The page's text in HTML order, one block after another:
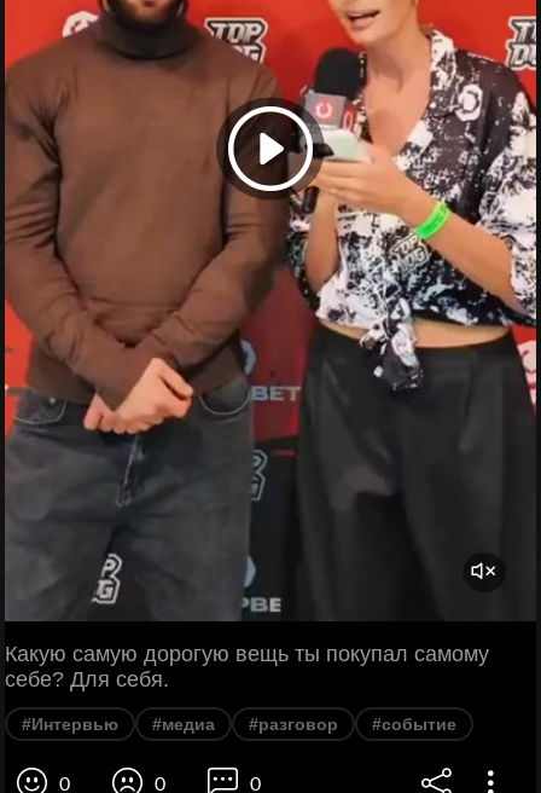
Какую самую дорогую вещь ты покупал самому
себе? Для себя.
#Интервью #медиа #разговор #событие
0 0 0